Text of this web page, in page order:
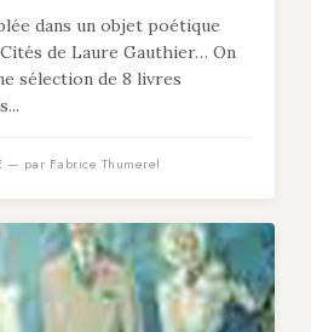
dans un objet poétique
de Laure Gauthier… On
sélection de 8 livres
— par Fabrice Thumerel